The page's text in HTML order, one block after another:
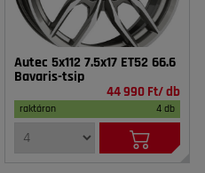
Autec 5x112 7.5x17 ET52 66.6
Bavaris-tsip
44 990 Ft/ db
raktáron 4 db